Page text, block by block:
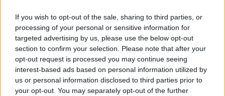
If you wish to opt-out of the sale, sharing to third parties, or
processing of your personal or sensitive information for
targeted advertising by us, please use the below opt-out
section to confirm your selection. Please note that after your
opt-out request is processed you may continue seeing
interest-based ads based on personal information utilized by
us or personal information disclosed to third parties prior to
your opt-out. You may separately opt-out of the further
Area di sosta (PS)
Parcheggio Agriturismo Tirlerhof
6,6 8
Servizi / Posizione